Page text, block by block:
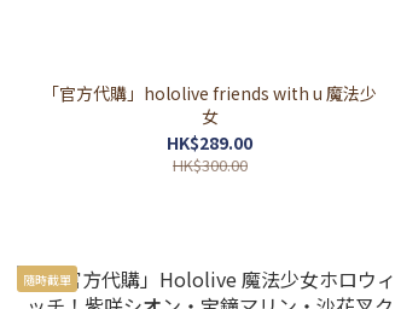
「官方代購」hololive friends with u 魔法少
女
HK$289.00
HK$300.00
隨時截單